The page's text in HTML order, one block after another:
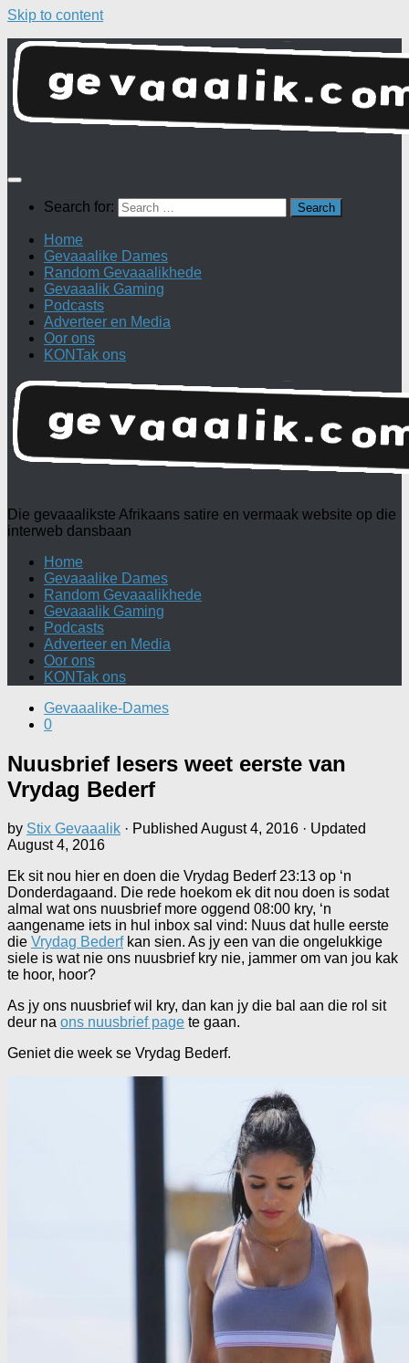
Skip to content
Search for:
Home
Gevaaalike Dames
Random Gevaaalikhede
Gevaaalik Gaming
Podcasts
Adverteer en Media
Oor ons
KONTak ons
Die gevaaalikste Afrikaans satire en vermaak website op die
interweb dansbaan
Home
Gevaaalike Dames
Random Gevaaalikhede
Gevaaalik Gaming
Podcasts
Adverteer en Media
Oor ons
KONTak ons
Gevaaalike-Dames
0
Nuusbrief lesers weet eerste van
Vrydag Bederf
by Stix Gevaaalik · Published August 4, 2016 · Updated
August 4, 2016
Ek sit nou hier en doen die Vrydag Bederf 23:13 op ‘n
Donderdagaand. Die rede hoekom ek dit nou doen is sodat
almal wat ons nuusbrief more oggend 08:00 kry, ‘n
aangename iets in hul inbox sal vind: Nuus dat hulle eerste
die Vrydag Bederfkan sien. As jy een van die ongelukkige
siele is wat nie ons nuusbrief kry nie, jammer om van jou kak
te hoor, hoor?
As jy ons nuusbrief wil kry, dan kan jy die bal aan die rol sit
deur na ons nuusbrief page te gaan.
Geniet die week se Vrydag Bederf.